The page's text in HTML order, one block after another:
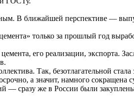
В ближайшей перспективе —
только за прошлый год
его реализации, экспорта.
Так, безотлагательной стала
а значит, намного сокращена
— сразу же в России были